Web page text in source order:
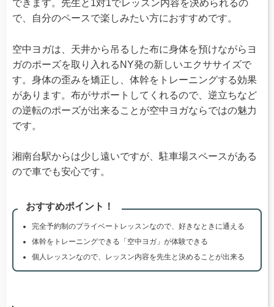
できます。先生と1対1でレッスン内容を決められるの
で、自分のペースで楽しみたい方におすすめです。
空中ヨガは、天井から吊るした布に身体を預けながらヨ
ガのポーズを取り入れるNY発の新しいエクササイズで
す。身体の歪みを矯正し、体幹をトレーニングする効果
があります。布がサポートしてくれるので、逆立ちなど
の逆転のポーズが出来ることが空中ヨガならではの魅力
です。
湘南台駅からは少し遠いですが、駐車場スペースがある
ので車でも安心です。
おすすめポイント！
完全予約制のプライベートレッスンなので、好きなときに通える
体幹をトレーニングできる「空中ヨガ」が体験できる
個人レッスンなので、レッスン内容を先生と決めることが出来る